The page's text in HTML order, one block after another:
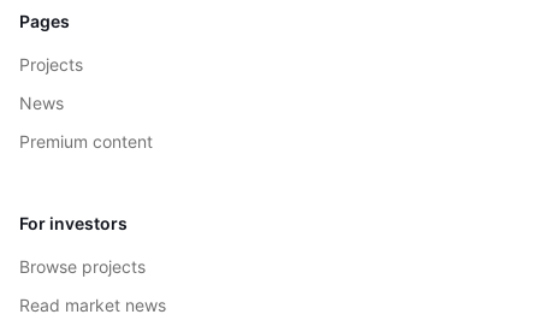
Pages
Projects
News
Premium content
For investors
Browse projects
Read market news